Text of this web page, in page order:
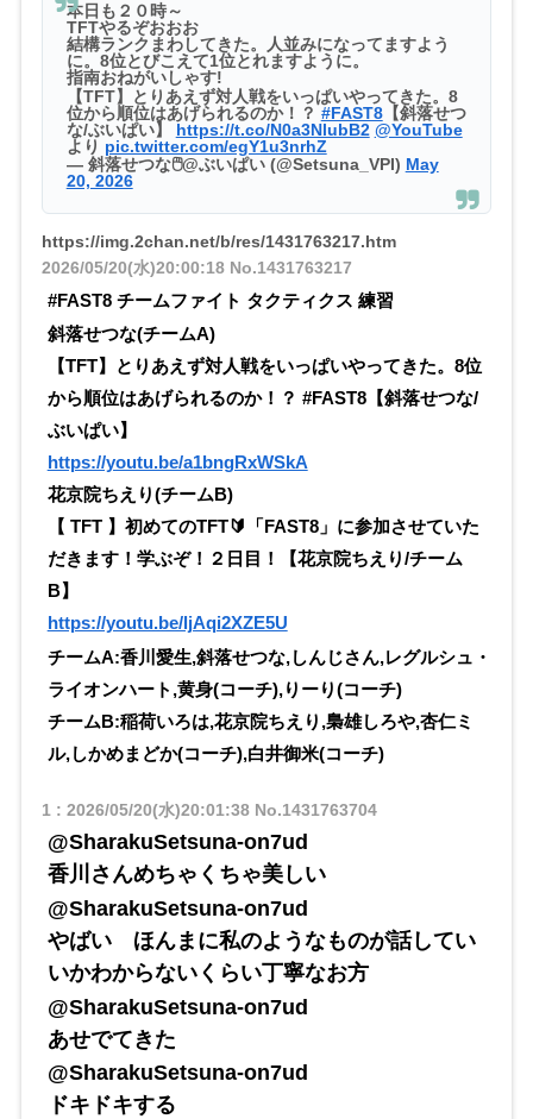
本日も２０時～
TFTやるぞおおお
結構ランクまわしてきた。人並みになってますよう
に。8位とびこえて1位とれますように。
指南おねがいしゃす!
【TFT】とりあえず対人戦をいっぱいやってきた。8
位から順位はあげられるのか！？ #FAST8【斜落せつ
な/ぶいぱい】 https://t.co/N0a3NlubB2 @YouTube
より pic.twitter.com/egY1u3nrhZ
— 斜落せつな🖱@ぶいぱい (@Setsuna_VPI) May
20, 2026
https://img.2chan.net/b/res/1431763217.htm
2026/05/20(水)20:00:18No.1431763217
#FAST8 チームファイト タクティクス 練習
斜落せつな(チームA)
【TFT】とりあえず対人戦をいっぱいやってきた。8位
から順位はあげられるのか！？ #FAST8【斜落せつな/
ぶいぱい】
https://youtu.be/a1bngRxWSkA
花京院ちえり(チームB)
【 TFT 】初めてのTFT🔰「FAST8」に参加させていた
だきます！学ぶぞ！２日目！【花京院ちえり/チーム
B】
https://youtu.be/ljAqi2XZE5U
チームA:香川愛生,斜落せつな,しんじさん,レグルシュ・
ライオンハート,黄身(コーチ),りーり(コーチ)
チームB:稲荷いろは,花京院ちえり,梟雄しろや,杏仁ミ
ル,しかめまどか(コーチ),白井御米(コーチ)
1 : 2026/05/20(水)20:01:38No.1431763704
@SharakuSetsuna-on7ud
​​香川さんめちゃくちゃ美しい
@SharakuSetsuna-on7ud
​​やばい ほんまに私のようなものが話してい
いかわからないくらい丁寧なお方
@SharakuSetsuna-on7ud
​​あせでてきた
@SharakuSetsuna-on7ud
​​ドキドキする